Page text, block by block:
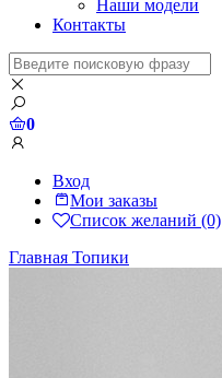
Наши модели
Контакты
0
Вход
Мои заказы
Список желаний (0)
Главная Топики